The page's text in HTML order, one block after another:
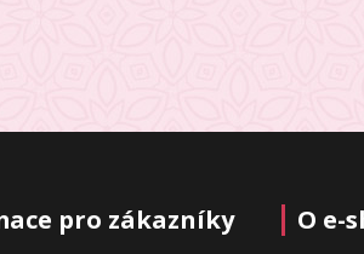
pro zákazníky O e-